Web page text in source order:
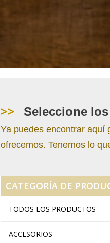
>> Seleccione
Ya puedes encontrar aquí
ofrecemos. Tenemos lo
CATEGORÍA DE
TODOS LOS PRODUCTOS
ACCESORIOS